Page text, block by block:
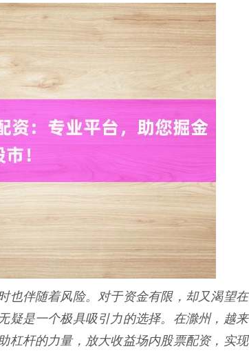
也伴随着风险。对于资金有限，却又渴望在
疑是一个极具吸引力的选择。在滁州，越来
杠杆的力量，放大收益场内股票配资，实现